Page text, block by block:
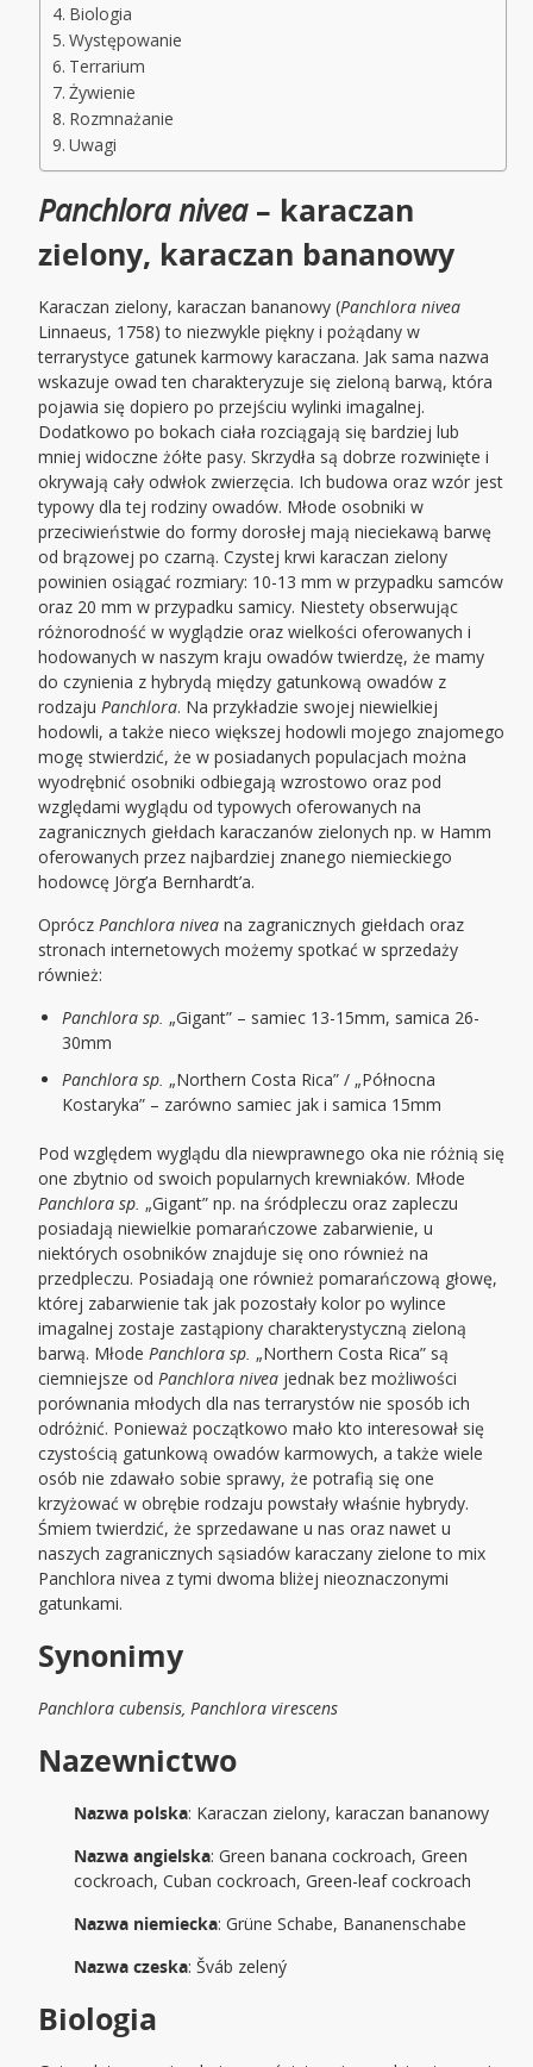
Biologia
Występowanie
Terrarium
Żywienie
Rozmnażanie
Uwagi
Panchlora nivea– karaczan
zielony, karaczan bananowy
Karaczan zielony, karaczan bananowy (Panchlora nivea
Linnaeus, 1758) to niezwykle piękny i pożądany w
terrarystyce gatunek karmowy karaczana. Jak sama nazwa
wskazuje owad ten charakteryzuje się zieloną barwą, która
pojawia się dopiero po przejściu wylinki imagalnej.
Dodatkowo po bokach ciała rozciągają się bardziej lub
mniej widoczne żółte pasy. Skrzydła są dobrze rozwinięte i
okrywają cały odwłok zwierzęcia. Ich budowa oraz wzór jest
typowy dla tej rodziny owadów. Młode osobniki w
przeciwieństwie do formy dorosłej mają nieciekawą barwę
od brązowej po czarną. Czystej krwi karaczan zielony
powinien osiągać rozmiary: 10-13 mm w przypadku samców
oraz 20 mm w przypadku samicy. Niestety obserwując
różnorodność w wyglądzie oraz wielkości oferowanych i
hodowanych w naszym kraju owadów twierdzę, że mamy
do czynienia z hybrydą między gatunkową owadów z
rodzajuPanchlora. Na przykładzie swojej niewielkiej
hodowli, a także nieco większej hodowli mojego znajomego
mogę stwierdzić, że w posiadanych populacjach można
wyodrębnić osobniki odbiegają wzrostowo oraz pod
względami wyglądu od typowych oferowanych na
zagranicznych giełdach karaczanów zielonych np. w Hamm
oferowanych przez najbardziej znanego niemieckiego
hodowcę Jörg’a Bernhardt’a.
OpróczPanchlora nivea na zagranicznych giełdach oraz
stronach internetowych możemy spotkać w sprzedaży
również:
Panchlora sp. „Gigant” – samiec 13-15mm, samica 26-
30mm
Panchlora sp. „Northern Costa Rica” / „Północna
Kostaryka” – zarówno samiec jak i samica 15mm
Pod względem wyglądu dla niewprawnego oka nie różnią się
one zbytnio od swoich popularnych krewniaków. Młode
Panchlora sp. „Gigant” np. na śródpleczu oraz zapleczu
posiadają niewielkie pomarańczowe zabarwienie, u
niektórych osobników znajduje się ono również na
przedpleczu. Posiadają one również pomarańczową głowę,
której zabarwienie tak jak pozostały kolor po wylince
imagalnej zostaje zastąpiony charakterystyczną zieloną
barwą. MłodePanchlora sp. „Northern Costa Rica” są
ciemniejsze odPanchlora nivea jednak bez możliwości
porównania młodych dla nas terrarystów nie sposób ich
odróżnić. Ponieważ początkowo mało kto interesował się
czystością gatunkową owadów karmowych, a także wiele
osób nie zdawało sobie sprawy, że potrafią się one
krzyżować w obrębie rodzaju powstały właśnie hybrydy.
Śmiem twierdzić, że sprzedawane u nas oraz nawet u
naszych zagranicznych sąsiadów karaczany zielone to mix
Panchlora nivea z tymi dwoma bliżej nieoznaczonymi
gatunkami.
Synonimy
Panchlora cubensis, Panchlora virescens
Nazewnictwo
Nazwa polska: Karaczan zielony, karaczan bananowy
Nazwa angielska: Green banana cockroach, Green
cockroach, Cuban cockroach, Green-leaf cockroach
Nazwa niemiecka: Grüne Schabe, Bananenschabe
Nazwa czeska: Šváb zelený
Biologia